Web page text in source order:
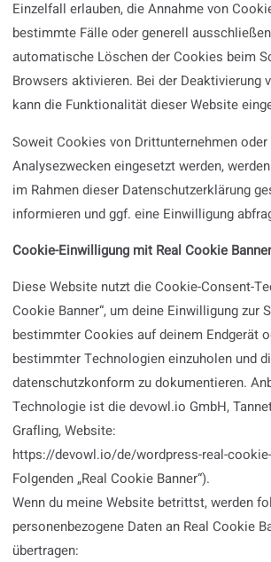
Einzelfall erlauben, die Annahme von
bestimmte Fälle oder generell
automatische Löschen der Cookies beim
Browsers aktivieren. Bei der Deaktivierung
kann die Funktionalität dieser Website
Soweit Cookies von Drittunternehmen oder
Analysezwecken eingesetzt werden,
im Rahmen dieser Datenschutzerklärung
informieren und ggf. eine Einwilligung
Cookie-Einwilligung mit Real Cookie Banner
Diese Website nutzt die Cookie-Consent-
Cookie Banner“, um deine Einwilligung zur
bestimmter Cookies auf deinem Endgerät
bestimmter Technologien einzuholen und
datenschutzkonform zu dokumentieren.
Technologie ist die devowl.io GmbH,
Grafling, Website:
https://devowl.io/de/wordpress-real-
Folgenden „Real Cookie Banner“).
Wenn du meine Website betrittst, werden
personenbezogene Daten an Real Cookie
übertragen: